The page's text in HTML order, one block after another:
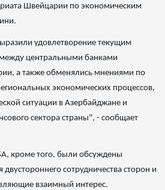
Швейцарии по экономическим
удовлетворение текущим
центральными банками
а также обменялись мнениями по
экономических процессов,
ситуации в Азербайджане и
сектора страны", - сообщает
кроме того, были обсуждены
сотрудничества сторон и
взаимный интерес.